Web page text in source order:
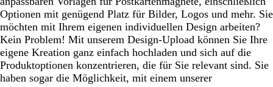
Optionen mit genügend Platz für Bilder, Logos und mehr. Sie
möchten mit Ihrem eigenen individuellen Design arbeiten?
Kein Problem! Mit unserem Design-Upload können Sie Ihre
eigene Kreation ganz einfach hochladen und sich auf die
Produktoptionen konzentrieren, die für Sie relevant sind. Sie
haben sogar die Möglichkeit, mit einem unserer